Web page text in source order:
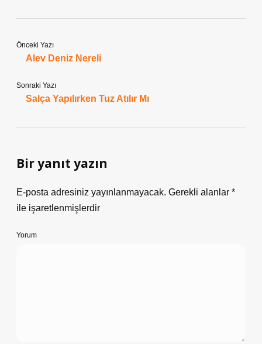
Önceki Yazı
Alev Deniz Nereli
Sonraki Yazı
Salça Yapılırken Tuz Atılır Mı
Bir yanıt yazın
E-posta adresiniz yayınlanmayacak. Gerekli alanlar *
ile işaretlenmişlerdir
Yorum